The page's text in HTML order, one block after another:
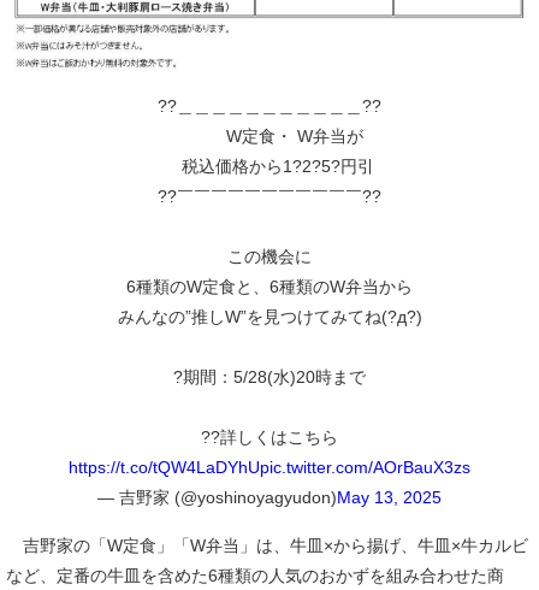
??＿＿＿＿＿＿＿＿＿＿＿??
W定食・ W弁当が
税込価格から1?2?5?円引
??￣￣￣￣￣￣￣￣￣￣￣??
この機会に
6種類のW定食と、6種類のW弁当から
みんなの”推しW”を見つけてみてね(?д?)
?期間：5/28(水)20時まで
??詳しくはこちら
https://t.co/tQW4LaDYhUpic.twitter.com/AOrBauX3zs
— 吉野家 (@yoshinoyagyudon)May 13, 2025
吉野家の「W定食」「W弁当」は、牛皿×から揚げ、牛皿×牛カルビ
など、定番の牛皿を含めた6種類の人気のおかずを組み合わせた商